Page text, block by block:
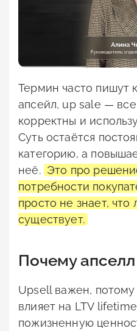
Термин часто пишут
апсейл, up sale —
корректны и
Суть остаётся
категорию, а
неё. Это про
потребности
просто не знает, что
существует.
Почему
Upsell важен,
влияет на LTV
пожизненную